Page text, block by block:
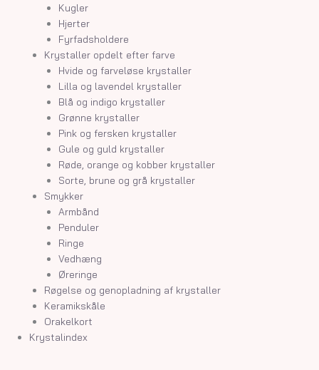
Kugler
Hjerter
Fyrfadsholdere
Krystaller opdelt efter farve
Hvide og farveløse krystaller
Lilla og lavendel krystaller
Blå og indigo krystaller
Grønne krystaller
Pink og fersken krystaller
Gule og guld krystaller
Røde, orange og kobber krystaller
Sorte, brune og grå krystaller
Smykker
Armbånd
Penduler
Ringe
Vedhæng
Øreringe
Røgelse og genopladning af krystaller
Keramikskåle
Orakelkort
Krystalindex